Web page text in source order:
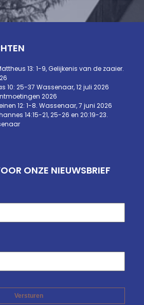
13: 1-9, Gelijkenis van de zaaier.
10: 25-37 Wassenaar, 12 juli 2026
2026
12: 1-8. Wassenaar, 7 juni 2026
14:15-21, 25-26 en 20:19-23.
ONZE NIEUWSBRIEF